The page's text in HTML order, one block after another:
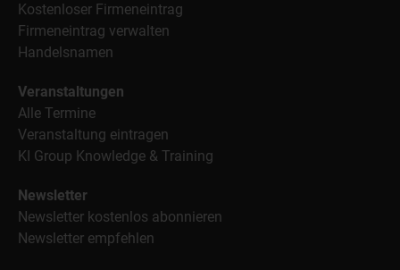
Kostenloser Firmeneintrag
Firmeneintrag verwalten
Handelsnamen
Veranstaltungen
Alle Termine
Veranstaltung eintragen
KI Group Knowledge & Training
Newsletter
Newsletter kostenlos abonnieren
Newsletter empfehlen